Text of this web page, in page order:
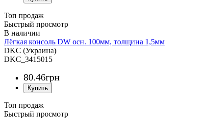
Топ продаж
Быстрый просмотр
Лёгкая консоль DW осн. 100мм, толщина 1,5мм
DKC (Украина)
DKC_3415015
80.46грн
Топ продаж
Быстрый просмотр